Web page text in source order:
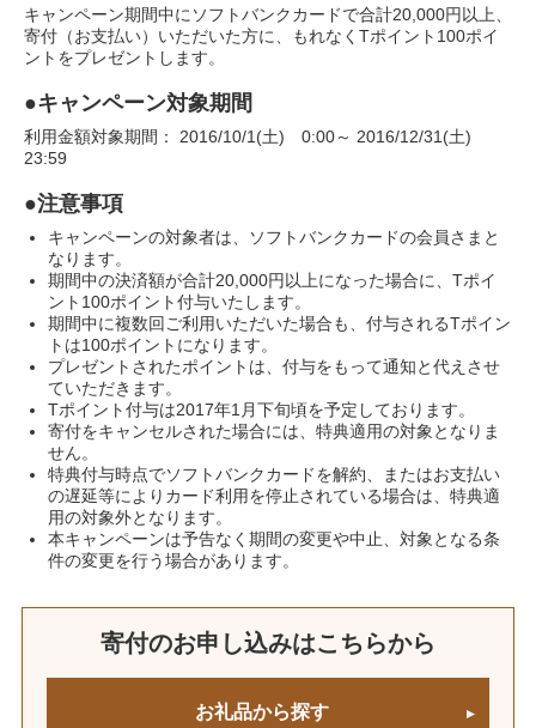
キャンペーン期間中にソフトバンクカードで合計20,000円以上、
寄付（お支払い）いただいた方に、もれなくTポイント100ポイ
ントをプレゼントします。
●キャンペーン対象期間
利用金額対象期間： 2016/10/1(土) 0:00～ 2016/12/31(土)
23:59
●注意事項
キャンペーンの対象者は、ソフトバンクカードの会員さまと
なります。
期間中の決済額が合計20,000円以上になった場合に、Tポイ
ント100ポイント付与いたします。
期間中に複数回ご利用いただいた場合も、付与されるTポイン
トは100ポイントになります。
プレゼントされたポイントは、付与をもって通知と代えさせ
ていただきます。
Tポイント付与は2017年1月下旬頃を予定しております。
寄付をキャンセルされた場合には、特典適用の対象となりま
せん。
特典付与時点でソフトバンクカードを解約、またはお支払い
の遅延等によりカード利用を停止されている場合は、特典適
用の対象外となります。
本キャンペーンは予告なく期間の変更や中止、対象となる条
件の変更を行う場合があります。
寄付のお申し込みはこちらから